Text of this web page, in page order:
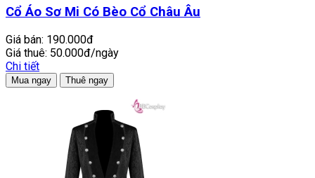
Cổ Áo Sơ Mi Có Bèo Cổ Châu Âu
Giá bán: 190.000đ
Giá thuê: 50.000đ/ngày
Chi tiết
Mua ngay Thuê ngay